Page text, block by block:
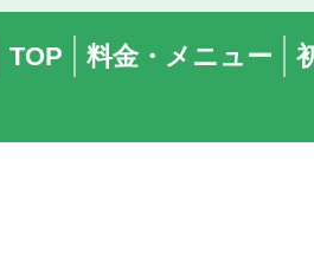
TOP 料金・メニュー